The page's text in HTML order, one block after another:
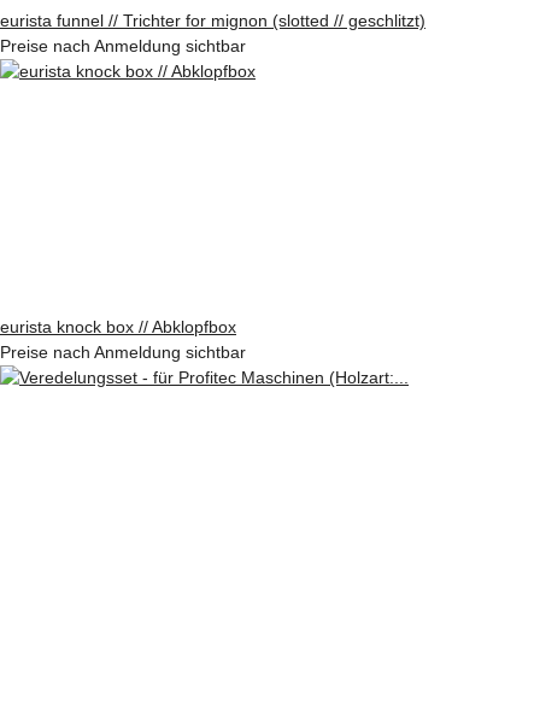
eurista funnel // Trichter for mignon (slotted // geschlitzt)
Preise nach Anmeldung sichtbar
eurista knock box // Abklopfbox
Preise nach Anmeldung sichtbar